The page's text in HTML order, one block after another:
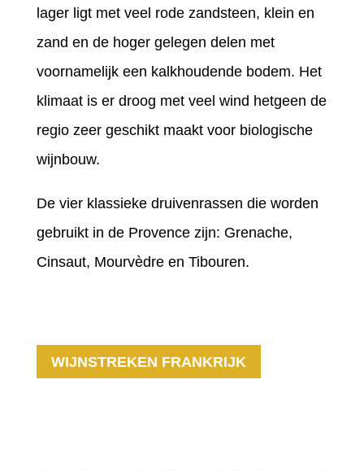
lager ligt met veel rode zandsteen, klein en
zand en de hoger gelegen delen met
voornamelijk een kalkhoudende bodem. Het
klimaat is er droog met veel wind hetgeen de
regio zeer geschikt maakt voor biologische
wijnbouw.
De vier klassieke druivenrassen die worden
gebruikt in de Provence zijn: Grenache,
Cinsaut, Mourvèdre en Tibouren.
WIJNSTREKEN FRANKRIJK